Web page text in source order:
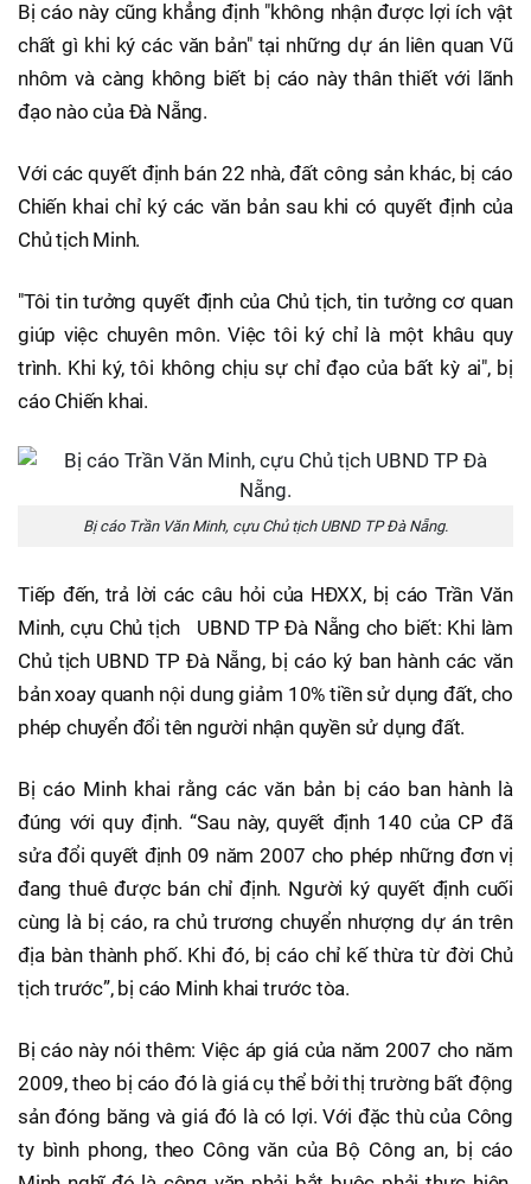
Bị cáo này cũng khẳng định "không nhận được lợi ích vật
chất gì khi ký các văn bản" tại những dự án liên quan Vũ
nhôm và càng không biết bị cáo này thân thiết với lãnh
đạo nào của Đà Nẵng.
Với các quyết định bán 22 nhà, đất công sản khác, bị cáo
Chiến khai chỉ ký các văn bản sau khi có quyết định của
Chủ tịch Minh.
"Tôi tin tưởng quyết định của Chủ tịch, tin tưởng cơ quan
giúp việc chuyên môn. Việc tôi ký chỉ là một khâu quy
trình. Khi ký, tôi không chịu sự chỉ đạo của bất kỳ ai", bị
cáo Chiến khai.
Bị cáo Trần Văn Minh, cựu Chủ tịch UBND TP Đà Nẵng.
Tiếp đến, trả lời các câu hỏi của HĐXX, bị cáo Trần Văn
Minh, cựu Chủ tịch UBND TP Đà Nẵng cho biết: Khi làm
Chủ tịch UBND TP Đà Nẵng, bị cáo ký ban hành các văn
bản xoay quanh nội dung giảm 10% tiền sử dụng đất, cho
phép chuyển đổi tên người nhận quyền sử dụng đất.
Bị cáo Minh khai rằng các văn bản bị cáo ban hành là
đúng với quy định. “Sau này, quyết định 140 của CP đã
sửa đổi quyết định 09 năm 2007 cho phép những đơn vị
đang thuê được bán chỉ định. Người ký quyết định cuối
cùng là bị cáo, ra chủ trương chuyển nhượng dự án trên
địa bàn thành phố. Khi đó, bị cáo chỉ kế thừa từ đời Chủ
tịch trước”, bị cáo Minh khai trước tòa.
Bị cáo này nói thêm: Việc áp giá của năm 2007 cho năm
2009, theo bị cáo đó là giá cụ thể bởi thị trường bất động
sản đóng băng và giá đó là có lợi. Với đặc thù của Công
ty bình phong, theo Công văn của Bộ Công an, bị cáo